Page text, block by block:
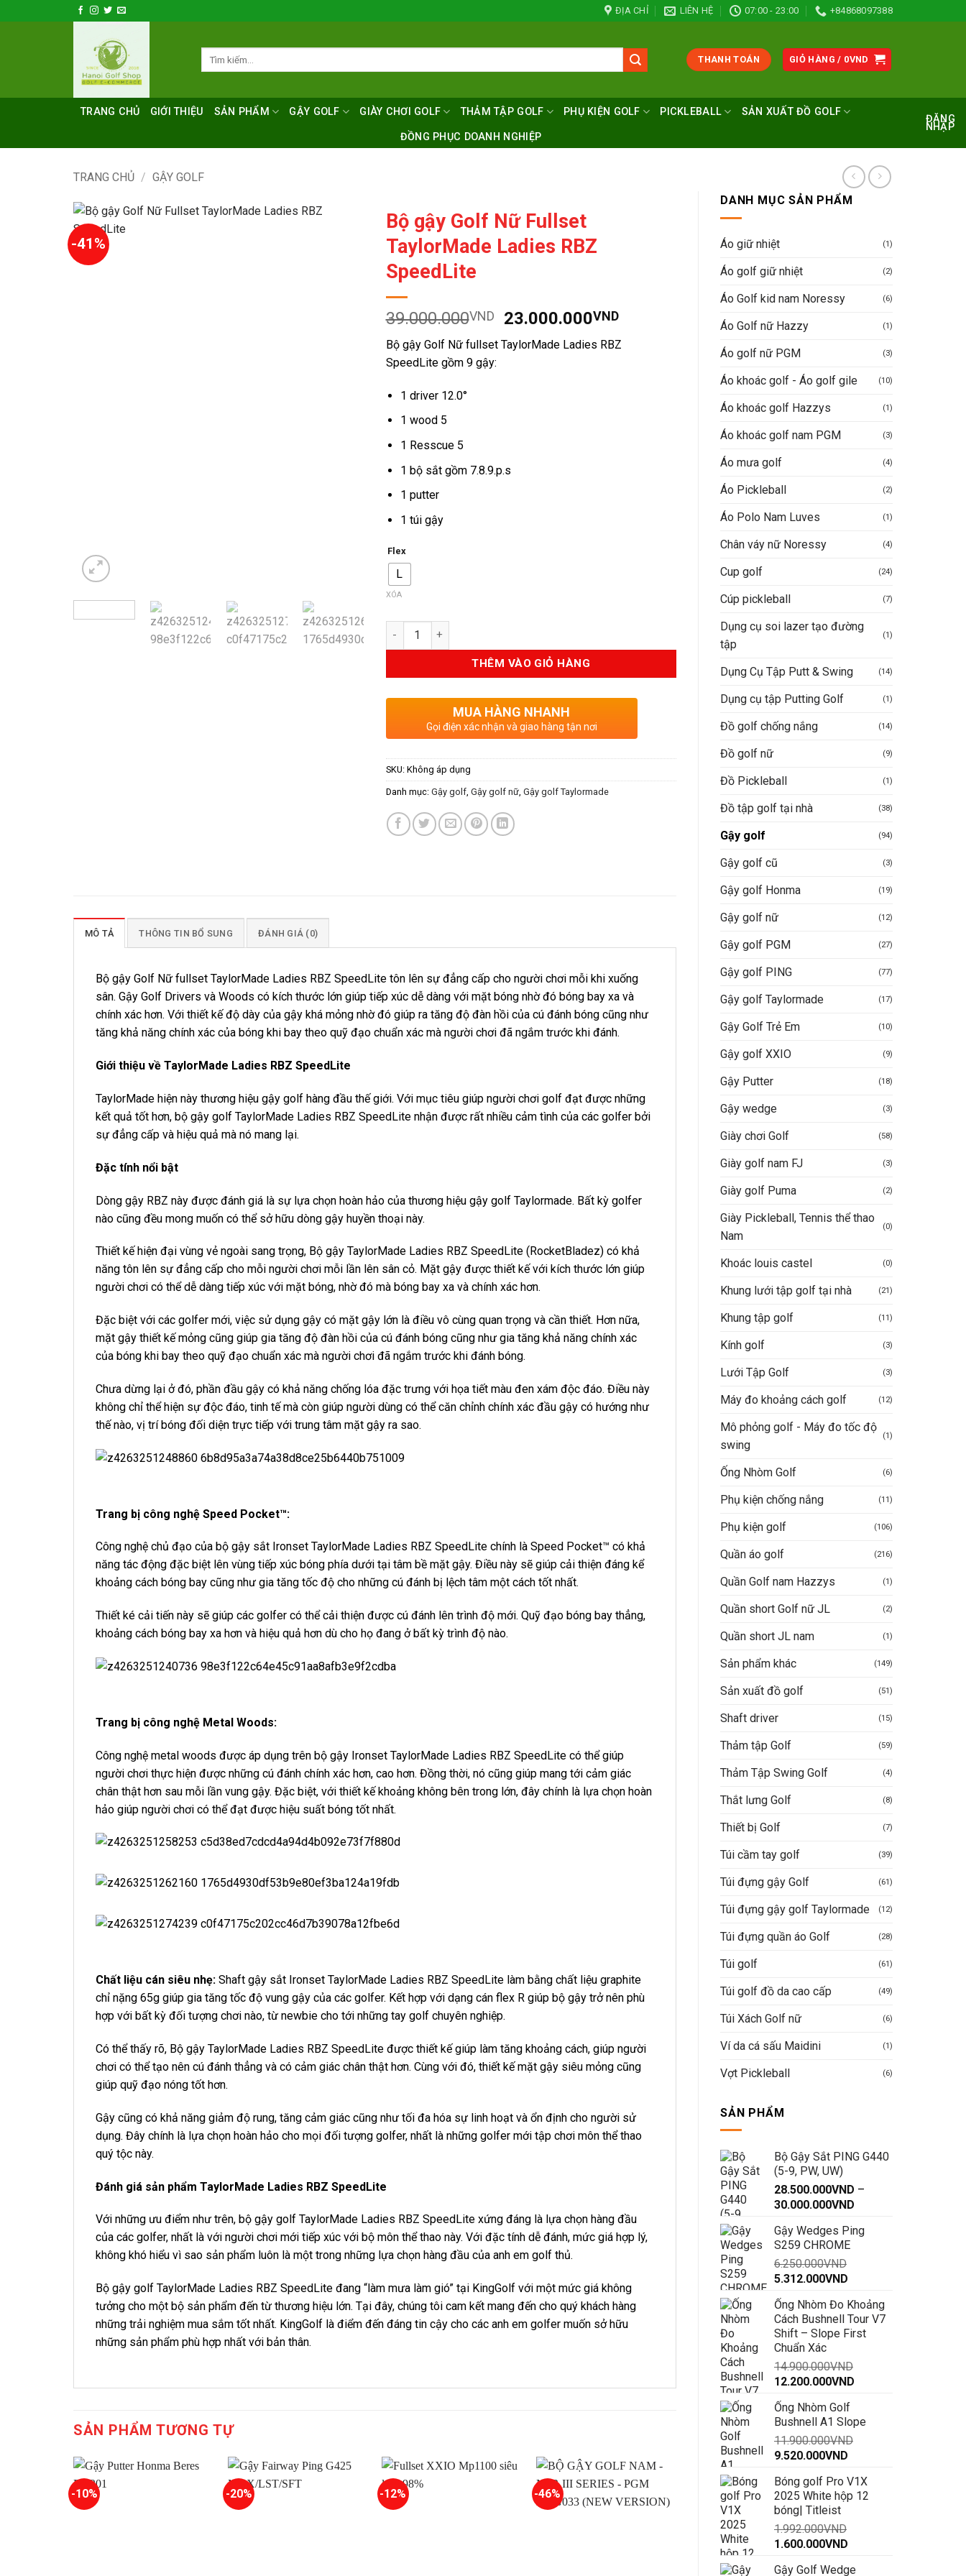
qua
ĐỊA CHỈ LIÊN HỆ 07:00 - 23:00 +84868097388
THANH TOÁN GIỎ HÀNG / 0VND
TRANG CHỦ GIỚI THIỆU SẢN PHẨM GẬY GOLF GIÀY CHƠI GOLF THẢM TẬP GOLF PHỤ KIỆN GOLF PICKLEBALL SẢN XUẤT ĐỒ GOLF
ĐỒNG PHỤC DOANH NGHIỆP
ĐĂNG
NHẬP
TRANG CHỦ / GẬY GOLF
DANH MỤC SẢN PHẨM
Áo giữ nhiệt (1)
Áo golf giữ nhiệt (2)
Áo Golf kid nam Noressy (6)
Áo Golf nữ Hazzy (1)
Áo golf nữ PGM (3)
Áo khoác golf - Áo golf gile (10)
Áo khoác golf Hazzys (1)
Áo khoác golf nam PGM (3)
Áo mưa golf (4)
Áo Pickleball (2)
Áo Polo Nam Luves (1)
Chân váy nữ Noressy (4)
Cup golf (24)
Cúp pickleball (7)
Dụng cụ soi lazer tạo đường
tập
(1)
Dụng Cụ Tập Putt & Swing (14)
Dụng cụ tập Putting Golf (1)
Đồ golf chống nắng (14)
Đồ golf nữ (9)
Đồ Pickleball (1)
Đồ tập golf tại nhà (38)
Gậy golf (94)
Gậy golf cũ (3)
Gậy golf Honma (19)
Gậy golf nữ (12)
Gậy golf PGM (27)
Gậy golf PING (77)
Gậy golf Taylormade (17)
Gậy Golf Trẻ Em (10)
Gậy golf XXIO (9)
Gậy Putter (18)
Gậy wedge (3)
Giày chơi Golf (58)
Giày golf nam FJ (3)
Giày golf Puma (2)
Giày Pickleball, Tennis thể thao
Nam
(0)
Khoác louis castel (0)
Khung lưới tập golf tại nhà (21)
Khung tập golf (11)
Kính golf (3)
Lưới Tập Golf (3)
Máy đo khoảng cách golf (12)
Mô phỏng golf - Máy đo tốc độ
swing
(1)
Ống Nhòm Golf (6)
Phụ kiện chống nắng (11)
Phụ kiện golf (106)
Quần áo golf (216)
Quần Golf nam Hazzys (1)
Quần short Golf nữ JL (2)
Quần short JL nam (1)
Sản phẩm khác (149)
Sản xuất đồ golf (51)
Shaft driver (15)
Thảm tập Golf (59)
Thảm Tập Swing Golf (4)
Thắt lưng Golf (8)
Thiết bị Golf (7)
Túi cầm tay golf (39)
Túi đựng gậy Golf (61)
Túi đựng gậy golf Taylormade (12)
Túi đựng quần áo Golf (28)
Túi golf (61)
Túi golf đồ da cao cấp (49)
Túi Xách Golf nữ (6)
Ví da cá sấu Maidini (1)
Vợt Pickleball (6)
SẢN PHẨM
Bộ Gậy Sắt PING G440
(5-9, PW, UW)
28.500.000VND –
30.000.000VND
từ
Gậy Wedges Ping
S259 CHROME
6.250.000VND
Giá
là:
6.250.000VND.
5.312.000VND
tại
là:
5.312.000VND.
Ống Nhòm Đo Khoảng
Cách Bushnell Tour V7
Shift – Slope First
Chuẩn Xác
14.900.000VND
Giá
là:
14.900.000VND.
12.200.000VND
là:
Ống Nhòm Golf
Bushnell A1 Slope
11.900.000VND
Giá
là:
11.900.000VND.
9.520.000VND
tại
là:
Bóng golf Pro V1X
2025 White hộp 12
bóng| Titleist
1.992.000VND
Giá
1.600.000VND
Gậy Golf Wedge
-41%
Bộ gậy Golf Nữ Fullset
TaylorMade Ladies RBZ
SpeedLite
39.000.000VND
Giá
gốc
là:
23.000.000VNDGiá
hiện
tại
23.000.000VND.
Bộ gậy Golf Nữ fullset TaylorMade Ladies RBZ
SpeedLite gồm 9 gậy:
1 driver 12.0°
1 wood 5
1 Resscue 5
1 bộ sắt gồm 7.8.9.p.s
1 putter
1 túi gậy
Flex
L
XÓA
Số lượng
THÊM VÀO GIỎ HÀNG
MUA HÀNG NHANH
Gọi điện xác nhận và giao hàng tận nơi
SKU: Không áp dụng
Danh mục: Gậy golf, Gậy golf nữ, Gậy golf Taylormade
MÔ TẢ THÔNG TIN BỔ SUNG ĐÁNH GIÁ (0)
Bộ gậy Golf Nữ fullset TaylorMade Ladies RBZ SpeedLite tôn lên sự đẳng cấp cho người chơi mỗi khi xuống
sân. Gậy Golf Drivers và Woods có kích thước lớn giúp tiếp xúc dễ dàng với mặt bóng nhờ đó bóng bay xa và
chính xác hơn. Với thiết kế độ dày của gậy khá mỏng nhờ đó giúp ra tăng độ đàn hồi của cú đánh bóng cũng như
tăng khả năng chính xác của bóng khi bay theo quỹ đạo chuẩn xác mà người chơi đã ngắm trước khi đánh.
Giới thiệu về TaylorMade Ladies RBZ SpeedLite
TaylorMade hiện này thương hiệu gậy golf hàng đầu thế giới. Với mục tiêu giúp người chơi golf đạt được những
kết quả tốt hơn, bộ gậy golf TaylorMade Ladies RBZ SpeedLite nhận được rất nhiều cảm tình của các golfer bởi
sự đẳng cấp và hiệu quả mà nó mang lại.
Đặc tính nổi bật
Dòng gậy RBZ này được đánh giá là sự lựa chọn hoàn hảo của thương hiệu gậy golf Taylormade. Bất kỳ golfer
nào cũng đều mong muốn có thể sở hữu dòng gậy huyền thoại này.
Thiết kế hiện đại vùng vẻ ngoài sang trọng, Bộ gậy TaylorMade Ladies RBZ SpeedLite (RocketBladez) có khả
năng tôn lên sự đẳng cấp cho mỗi người chơi mỗi lần lên sân cỏ. Mặt gậy được thiết kế với kích thước lớn giúp
người chơi có thể dễ dàng tiếp xúc với mặt bóng, nhờ đó mà bóng bay xa và chính xác hơn.
Đặc biệt với các golfer mới, việc sử dụng gậy có mặt gậy lớn là điều vô cùng quan trọng và cần thiết. Hơn nữa,
mặt gậy thiết kế mỏng cũng giúp gia tăng độ đàn hồi của cú đánh bóng cũng như gia tăng khả năng chính xác
của bóng khi bay theo quỹ đạo chuẩn xác mà người chơi đã ngắm trước khi đánh bóng.
Chưa dừng lại ở đó, phần đầu gậy có khả năng chống lóa đặc trưng với họa tiết màu đen xám độc đáo. Điều này
không chỉ thể hiện sự độc đáo, tinh tế mà còn giúp người dùng có thể căn chỉnh chính xác đầu gậy có hướng như
thế nào, vị trí bóng đối diện trực tiếp với trung tâm mặt gậy ra sao.
Trang bị công nghệ Speed ​​Pocket™:
Công nghệ chủ đạo của bộ gậy sắt Ironset TaylorMade Ladies RBZ SpeedLite chính là Speed ​​Pocket™ có khả
năng tác động đặc biệt lên vùng tiếp xúc bóng phía dưới tại tâm bề mặt gậy. Điều này sẽ giúp cải thiện đáng kể
khoảng cách bóng bay cũng như gia tăng tốc độ cho những cú đánh bị lệch tâm một cách tốt nhất.
Thiết ké cải tiến này sẽ giúp các golfer có thể cải thiện được cú đánh lên trình độ mới. Quỹ đạo bóng bay thẳng,
khoảng cách bóng bay xa hơn và hiệu quả hơn dù cho họ đang ở bất kỳ trình độ nào.
Trang bị công nghệ Metal Woods:
Công nghệ metal woods được áp dụng trên bộ gậy Ironset TaylorMade Ladies RBZ SpeedLite có thể giúp
người chơi thực hiện được những cú đánh chính xác hơn, cao hơn. Đồng thời, nó cũng giúp mang tới cảm giác
chân thật hơn sau mỗi lần vung gậy. Đặc biệt, với thiết kế khoảng không bên trong lớn, đây chính là lựa chọn hoàn
hảo giúp người chơi có thể đạt được hiệu suất bóng tốt nhất.
Chất liệu cán siêu nhẹ: Shaft gậy sắt Ironset TaylorMade Ladies RBZ SpeedLite làm bằng chất liệu graphite
chỉ nặng 65g giúp gia tăng tốc độ vung gậy của các golfer. Kết hợp với dạng cán flex R giúp bộ gậy trở nên phù
hợp với bất kỳ đối tượng chơi nào, từ newbie cho tới những tay golf chuyên nghiệp.
Có thể thấy rõ, Bộ gậy TaylorMade Ladies RBZ SpeedLite được thiết kế giúp làm tăng khoảng cách, giúp người
chơi có thể tạo nên cú đánh thẳng và có cảm giác chân thật hơn. Cùng với đó, thiết kế mặt gậy siêu mỏng cũng
giúp quỹ đạo nóng tốt hơn.
Gậy cũng có khả năng giảm độ rung, tăng cảm giác cũng như tối đa hóa sự linh hoạt và ổn định cho người sử
dụng. Đây chính là lựa chọn hoàn hảo cho mọi đối tượng golfer, nhất là những golfer mới tập chơi môn thể thao
quý tộc này.
Đánh giá sản phẩm TaylorMade Ladies RBZ SpeedLite
Với những ưu điểm như trên, bộ gậy golf TaylorMade Ladies RBZ SpeedLite xứng đáng là lựa chọn hàng đầu
của các golfer, nhất là với người chơi mới tiếp xúc với bộ môn thể thao này. Với đặc tính dễ đánh, mức giá hợp lý,
không khó hiểu vì sao sản phẩm luôn là một trong những lựa chọn hàng đầu của anh em golf thủ.
Bộ gậy golf TaylorMade Ladies RBZ SpeedLite đang “làm mưa làm gió” tại KingGolf với một mức giá không
tưởng cho một bộ sản phẩm đến từ thương hiệu lớn. Tại đây, chúng tôi cam kết mang đến cho quý khách hàng
những trải nghiệm mua sắm tốt nhất. KingGolf là điểm đến đáng tin cậy cho các anh em golfer muốn sở hữu
những sản phẩm phù hợp nhất với bản thân.
SẢN PHẨM TƯƠNG TỰ
-10% -20% -12% -46% -13%